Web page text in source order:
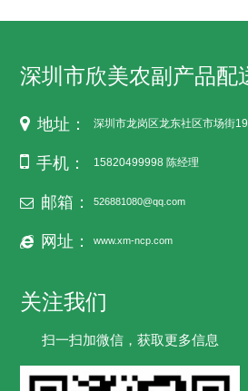
深圳市欣美农副产品配
地址： 深圳市龙岗区龙东社区市场街
手机： 15820499998 陈经理
邮箱： 526881080@qq.com
网址： www.xm-ncp.com
关注我们
扫一扫加微信，获取更多信息